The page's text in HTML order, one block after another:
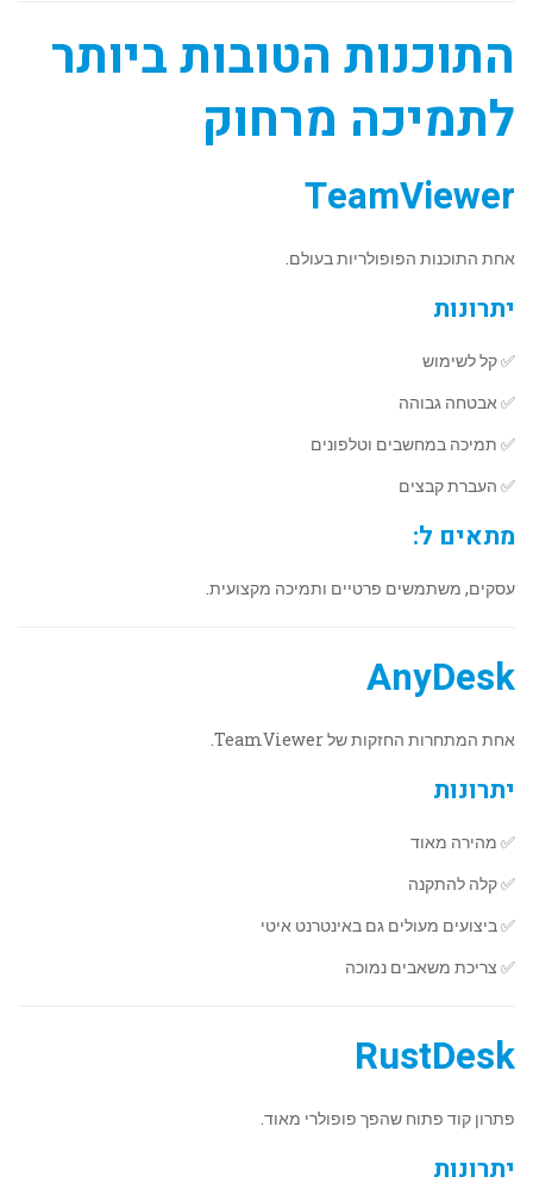
התוכנות הטובות ביותר
לתמיכה מרחוק
TeamViewer
אחת התוכנות הפופולריות בעולם.
יתרונות
✅ קל לשימוש
✅ אבטחה גבוהה
✅ תמיכה במחשבים וטלפונים
✅ העברת קבצים
מתאים ל:
עסקים, משתמשים פרטיים ותמיכה מקצועית.
AnyDesk
אחת המתחרות החזקות של TeamViewer.
יתרונות
✅ מהירה מאוד
✅ קלה להתקנה
✅ ביצועים מעולים גם באינטרנט איטי
✅ צריכת משאבים נמוכה
RustDesk
פתרון קוד פתוח שהפך פופולרי מאוד.
יתרונות